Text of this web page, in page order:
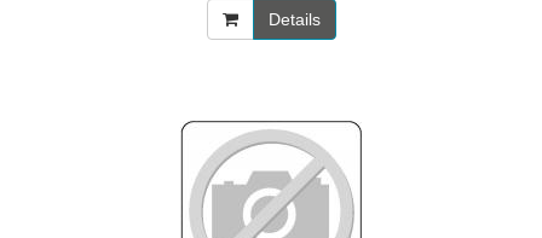
Details